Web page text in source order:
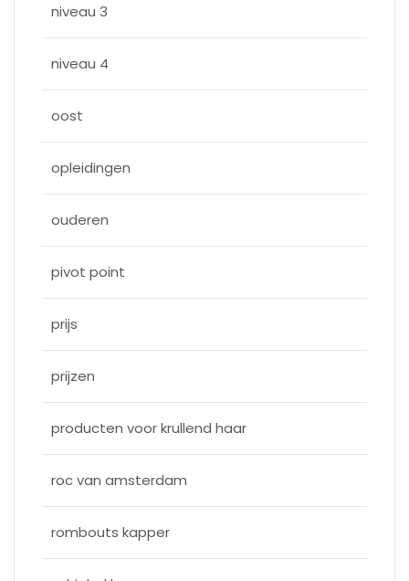
niveau 3
niveau 4
oost
opleidingen
ouderen
pivot point
prijs
prijzen
producten voor krullend haar
roc van amsterdam
rombouts kapper